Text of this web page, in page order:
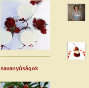
savanyúságok